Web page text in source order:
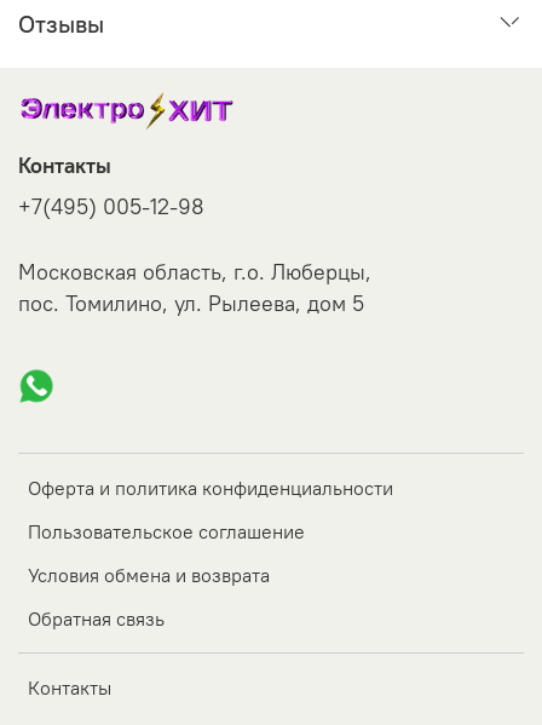
Отзывы
Оферта и политика конфиденциальности
Пользовательское соглашение
Условия обмена и возврата
Обратная связь
Контакты
Контакты
+7(495) 005-12-98
Московская область, г.о. Люберцы,
пос. Томилино, ул. Рылеева, дом 5